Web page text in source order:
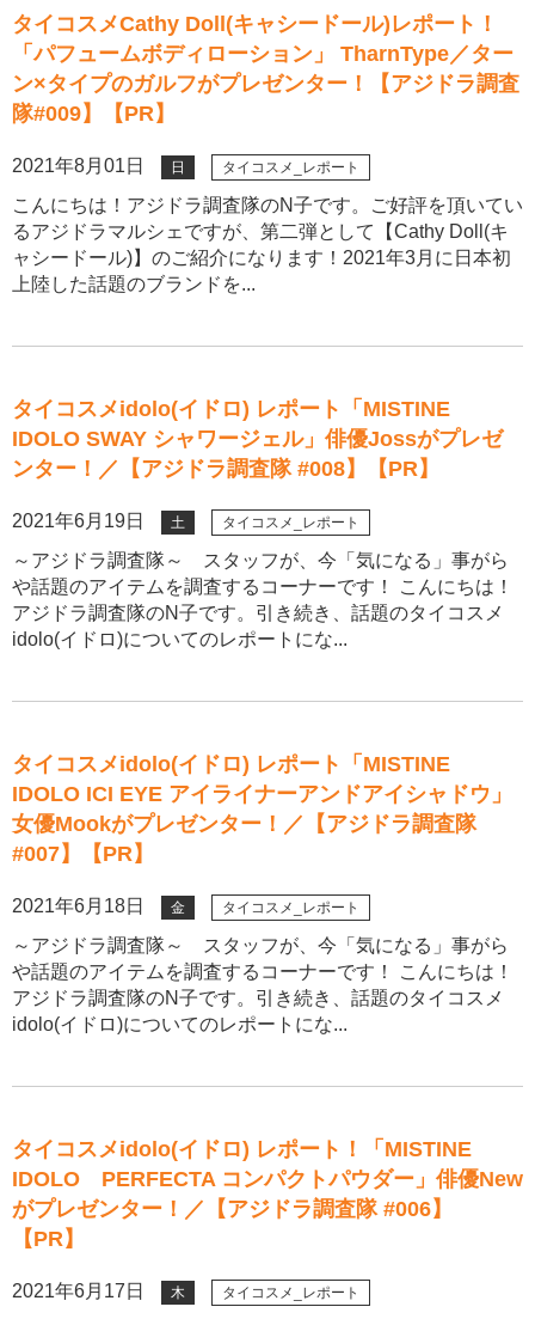
タイコスメCathy Doll(キャシードール)レポート！
「パフュームボディローション」 TharnType／ター
ン×タイプのガルフがプレゼンター！【アジドラ調査
隊#009】【PR】
2021年8月01日 日 タイコスメ_レポート
こんにちは！アジドラ調査隊のN子です。ご好評を頂いてい
るアジドラマルシェですが、第二弾として【Cathy Doll(キ
ャシードール)】のご紹介になります！2021年3月に日本初
上陸した話題のブランドを...
タイコスメidolo(イドロ) レポート「MISTINE
IDOLO SWAY シャワージェル」俳優Jossがプレゼ
ンター！／【アジドラ調査隊 #008】【PR】
2021年6月19日 土 タイコスメ_レポート
～アジドラ調査隊～ スタッフが、今「気になる」事がら
や話題のアイテムを調査するコーナーです！ こんにちは！
アジドラ調査隊のN子です。引き続き、話題のタイコスメ
idolo(イドロ)についてのレポートにな...
タイコスメidolo(イドロ) レポート「MISTINE
IDOLO ICI EYE アイライナーアンドアイシャドウ」
女優Mookがプレゼンター！／【アジドラ調査隊
#007】【PR】
2021年6月18日 金 タイコスメ_レポート
～アジドラ調査隊～ スタッフが、今「気になる」事がら
や話題のアイテムを調査するコーナーです！ こんにちは！
アジドラ調査隊のN子です。引き続き、話題のタイコスメ
idolo(イドロ)についてのレポートにな...
タイコスメidolo(イドロ) レポート！「MISTINE
IDOLO PERFECTA コンパクトパウダー」俳優New
がプレゼンター！／【アジドラ調査隊 #006】
【PR】
2021年6月17日 木 タイコスメ_レポート